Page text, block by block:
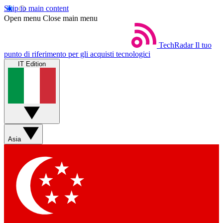
Skip to main content
Open menu Close main menu
TechRadar Il tuo
punto di riferimento per gli acquisti tecnologici
IT Edition
Asia